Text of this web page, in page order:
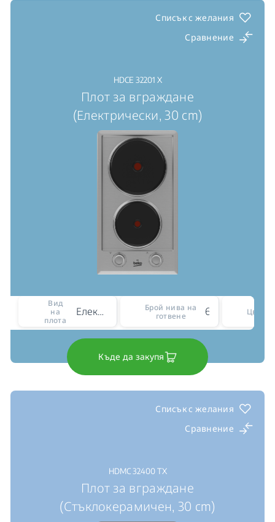
Списък с желания
Сравнение
HDCE 32201 X
Плот за вграждане
(Електрически, 30 cm)
Вид
на
плота
Електрически
Брой нива на
готвене
Цвят
Къде да закупя
Списък с желания
Сравнение
HDMC 32400 TX
Плот за вграждане
(Стъклокерамичен, 30 cm)